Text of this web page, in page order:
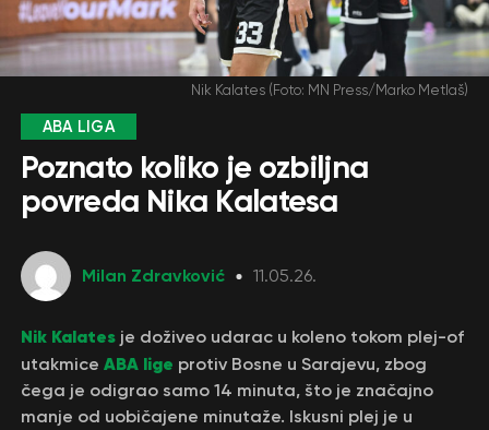
Nik Kalates (Foto: MN Press/Marko Metlaš)
ABA LIGA
Poznato koliko je ozbiljna
povreda Nika Kalatesa
Milan Zdravković 11.05.26.
Nik Kalatesje doživeo udarac u koleno tokom plej-of
utakmice ABA lige protiv Bosne u Sarajevu, zbog
čega je odigrao samo 14 minuta, što je značajno
manje od uobičajene minutaže. Iskusni plej je u